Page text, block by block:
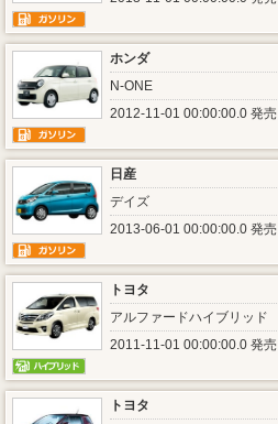
ホンダ
N-ONE
2012-11-01 00:00:00.0 発売
日産
デイズ
2013-06-01 00:00:00.0 発売
トヨタ
アルファードハイブリッド
2011-11-01 00:00:00.0 発売
トヨタ